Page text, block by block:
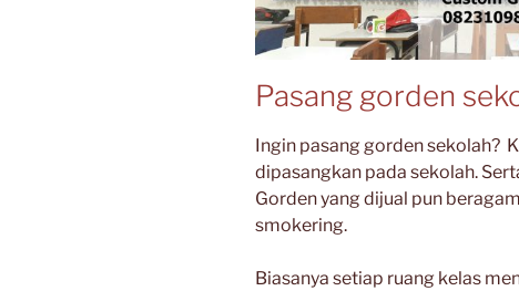
Pasang gorden
Ingin pasang gorden sekolah?
dipasangkan pada sekolah.
Gorden yang dijual pun
smokering.
Biasanya setiap ruang kelas